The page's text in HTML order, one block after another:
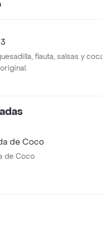
flauta, salsas y
de Coco
de Coco